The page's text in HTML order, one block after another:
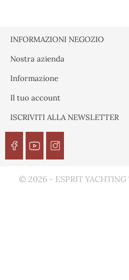
INFORMAZIONI NEGOZIO
Nostra azienda
Informazione
Il tuo account
ISCRIVITI ALLA NEWSLETTER
© 2026 - ESPRIT